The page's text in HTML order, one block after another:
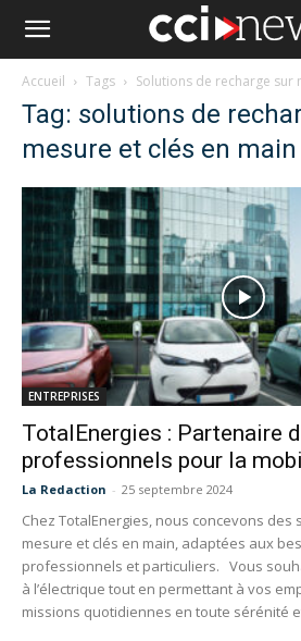
Accueil Tags Solutions de recharge sur
Tag: solutions de
mesure et clés en main
ENTREPRISES
TotalEnergies : Partenaire
professionnels pour la
La Redaction - 25 septembre 2024
Chez TotalEnergies, nous concevons
mesure et clés en main, adaptées aux
professionnels et particuliers. Vous
à l’électrique tout en permettant à vos
missions quotidiennes en toute sérénité